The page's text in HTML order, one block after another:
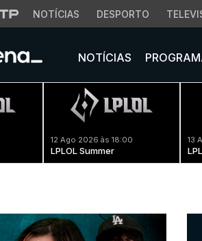
NOTÍCIAS DESPORTO
NOTÍCIAS
12 Ago 2026 às 18:00
LPLOL Summer
13